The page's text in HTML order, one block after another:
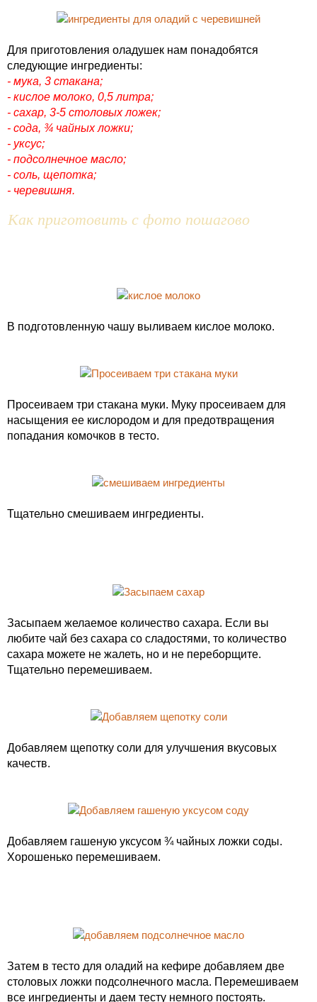
Для приготовления оладушек нам понадобятся
следующие ингредиенты:
- мука, 3 стакана;
- кислое молоко, 0,5 литра;
- сахар, 3-5 столовых ложек;
- сода, ¾ чайных ложки;
- уксус;
- подсолнечное масло;
- соль, щепотка;
- черевишня.
Как приготовить с фото пошагово
В подготовленную чашу выливаем кислое молоко.
Просеиваем три стакана муки. Муку просеиваем для
насыщения ее кислородом и для предотвращения
попадания комочков в тесто.
Тщательно смешиваем ингредиенты.
Засыпаем желаемое количество сахара. Если вы
любите чай без сахара со сладостями, то количество
сахара можете не жалеть, но и не переборщите.
Тщательно перемешиваем.
Добавляем щепотку соли для улучшения вкусовых
качеств.
Добавляем гашеную уксусом ¾ чайных ложки соды.
Хорошенько перемешиваем.
Затем в тесто для оладий на кефире добавляем две
столовых ложки подсолнечного масла. Перемешиваем
все ингредиенты и даем тесту немного постоять.